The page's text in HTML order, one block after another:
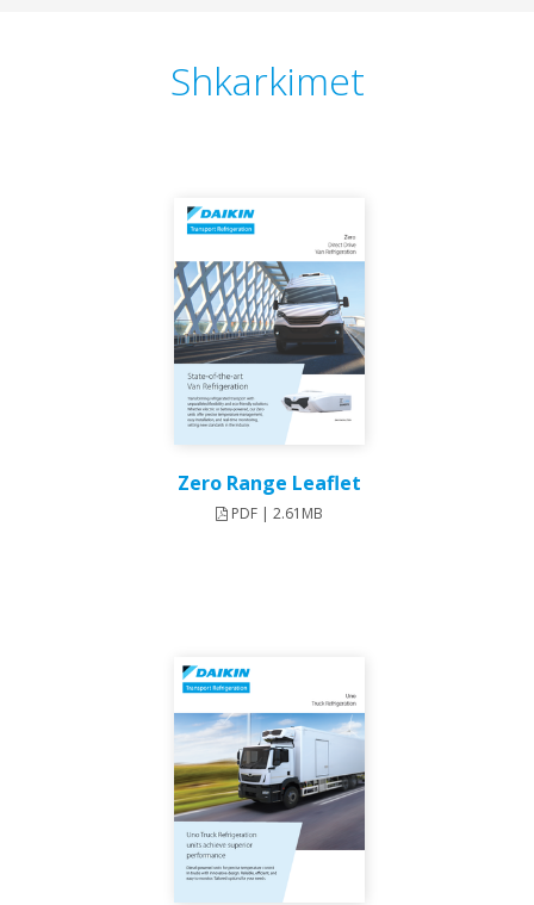
Shkarkimet
Zero Range Leaflet
PDF | 2.61MB